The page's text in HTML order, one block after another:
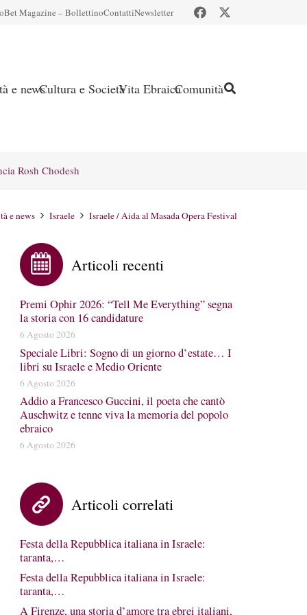
Bet Magazine – BollettinoContattiNewsletter
e newsCultura e SocietàVita EbraicaComunità
Rosh Chodesh
e news Israele Israele / Aida al Masada Opera Festival
Articoli recenti
Premi Ophir 2026: “Tell Me Everything” segna
la storia con 16 candidature
6 Agosto 2026
Speciale Libri: Sogno di un giorno d’estate… I
libri su Israele e Medio Oriente
6 Agosto 2026
Addio a Francesco Guccini, il poeta che cantò
Auschwitz e tenne viva la memoria del popolo
ebraico
6 Agosto 2026
Articoli correlati
Festa della Repubblica italiana in Israele:
taranta,…
Festa della Repubblica italiana in Israele:
taranta,…
A Firenze, una storia d’amore tra ebrei italiani,